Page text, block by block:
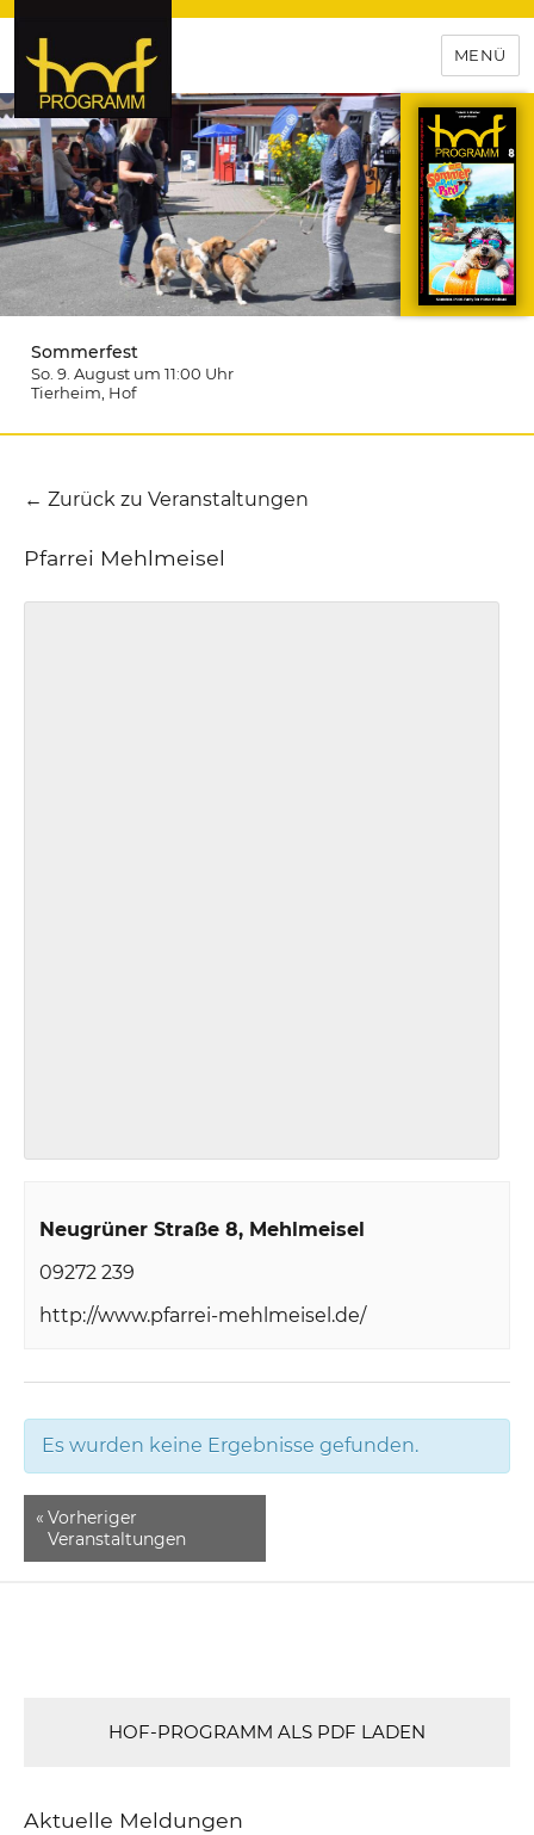
hof-programm – das
Veranstaltungsportal für
Hochfranken
MENÜ
Sommerfest
So. 9. August um 11:00 Uhr
Tierheim , Hof
← Zurück zu Veranstaltungen
Pfarrei Mehlmeisel
Neugrüner Straße 8 Mehlmeisel
09272 239
http://www.pfarrei-mehlmeisel.de/
Es wurden keine Ergebnisse gefunden.
« Vorheriger
Veranstaltungen
HOF-PROGRAMM ALS PDF LADEN
Aktuelle Meldungen